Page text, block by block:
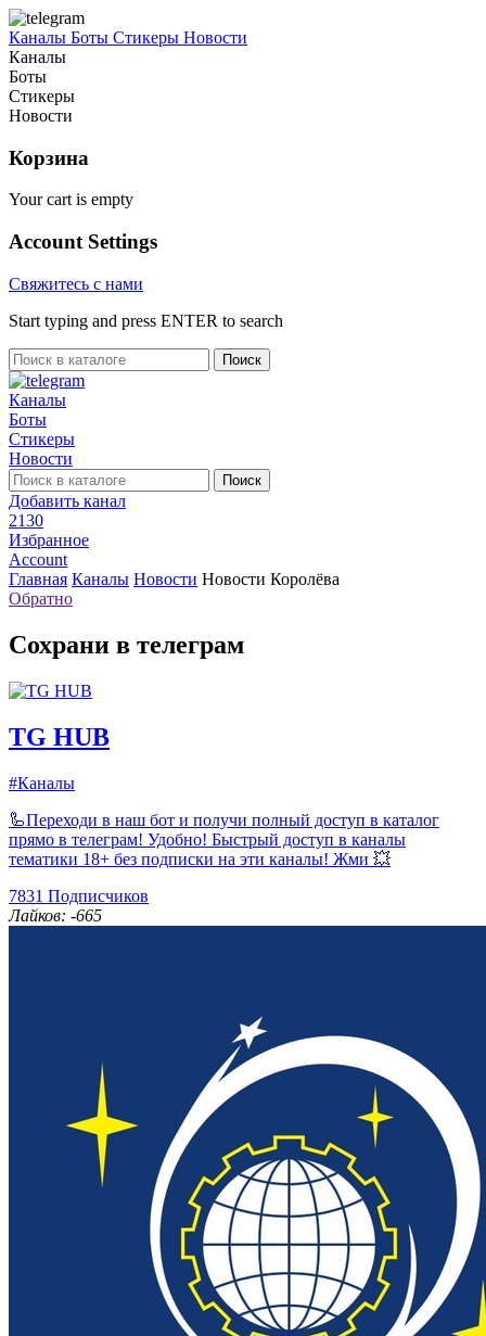
Каналы Боты Стикеры Новости
Каналы
Боты
Стикеры
Новости
Корзина
Your cart is empty
Account Settings
Свяжитесь с нами
Start typing and press ENTER to search
Поиск
Каналы
Боты
Стикеры
Новости
Поиск
Добавить канал
2130
Избранное
Account
Главная Каналы Новости Новости Королёва
Обратно
Сохрани в телеграм
TG HUB
#Каналы
🦾Переходи в наш бот и получи полный доступ в каталог
прямо в телеграм! Удобно! Быстрый доступ в каналы
тематики 18+ без подписки на эти каналы! Жми 💥
7831 Подписчиков
Лайков: -665